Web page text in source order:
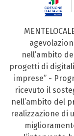
nell’ambito
progetti di
imprese” -
ricevuto il
nell’ambito del
realizzazione di